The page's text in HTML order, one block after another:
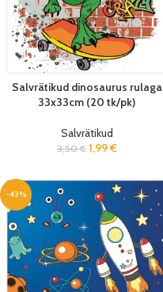
Salvrätikud dinosaurus rulaga
33x33cm (20 tk/pk)
Salvrätikud
3,50€ 1,99€
-43%